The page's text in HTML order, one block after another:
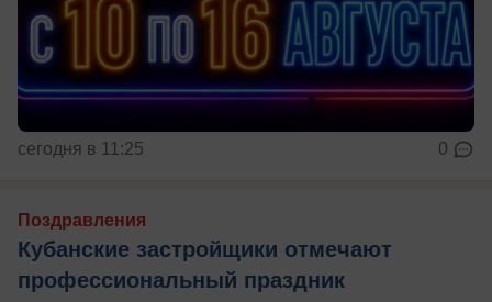
сегодня в 11:25 0
Поздравления
Кубанские застройщики отмечают
профессиональный праздник